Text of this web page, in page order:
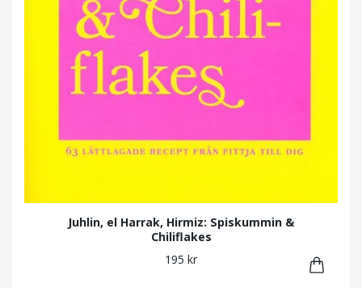
Juhlin, el Harrak, Hirmiz: Spiskummin &
Chiliflakes
195 kr